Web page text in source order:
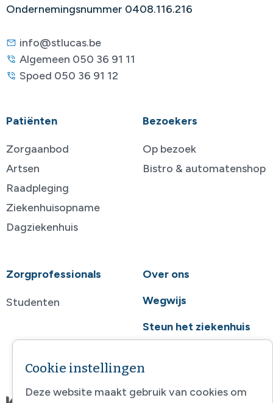
Ondernemingsnummer 0408.116.216
info@stlucas.be
Algemeen 050 36 91 11
Spoed 050 36 91 12
Patiënten
Zorgaanbod
Artsen
Raadpleging
Ziekenhuisopname
Dagziekenhuis
Bezoekers
Op bezoek
Bistro & automatenshop
Zorgprofessionals
Studenten
Over ons
Wegwijs
Steun het ziekenhuis
Cookie instellingen
Deze website maakt gebruik van cookies om